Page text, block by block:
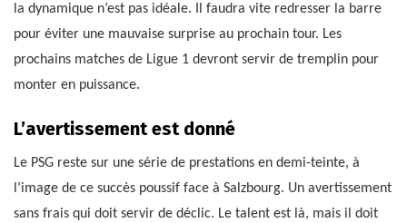
la dynamique n’est pas idéale. Il faudra vite redresser la barre
pour éviter une mauvaise surprise au prochain tour. Les
prochains matches de Ligue 1 devront servir de tremplin pour
monter en puissance.
L’avertissement est donné
Le PSG reste sur une série de prestations en demi-teinte, à
l’image de ce succès poussif face à Salzbourg. Un avertissement
sans frais qui doit servir de déclic. Le talent est là, mais il doit